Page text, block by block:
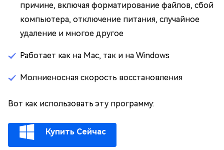
причине, включая форматирование файлов, сбой
компьютера, отключение питания, случайное
удаление и многое другое
Работает как на Mac, так и на Windows
Молниеносная скорость восстановления
Вот как использовать эту программу:
Купить Сейчас